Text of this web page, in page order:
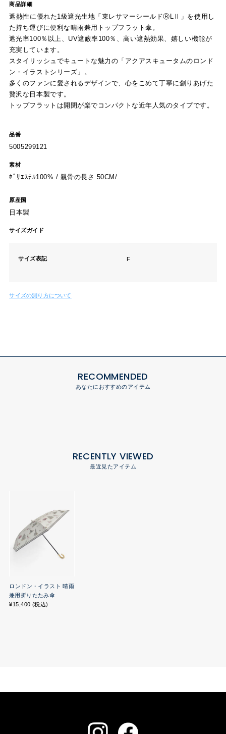
商品詳細
遮熱性に優れた1級遮光生地「東レサマーシールドⓇLⅡ」を使用し
た持ち運びに便利な晴雨兼用トップフラット傘。
遮光率100％以上、UV遮蔽率100％、高い遮熱効果、嬉しい機能が
充実しています。
スタイリッシュでキュートな魅力の「アクアスキュータムのロンド
ン・イラストシリーズ」。
多くのファンに愛されるデザインで、心をこめて丁寧に創りあげた
贅沢な日本製です。
トップフラットは開閉が楽でコンパクトな近年人気のタイプです。
品番
5005299121
素材
ﾎﾟﾘｴｽﾃﾙ100% / 親骨の長さ 50CM/
原産国
日本製
サイズガイド
サイズ表記 F
サイズの測り方について
RECOMMENDED
あなたにおすすめのアイテム
RECENTLY VIEWED
最近見たアイテム
ロンドン・イラスト 晴雨
兼用折りたたみ傘
¥15,400 (税込)